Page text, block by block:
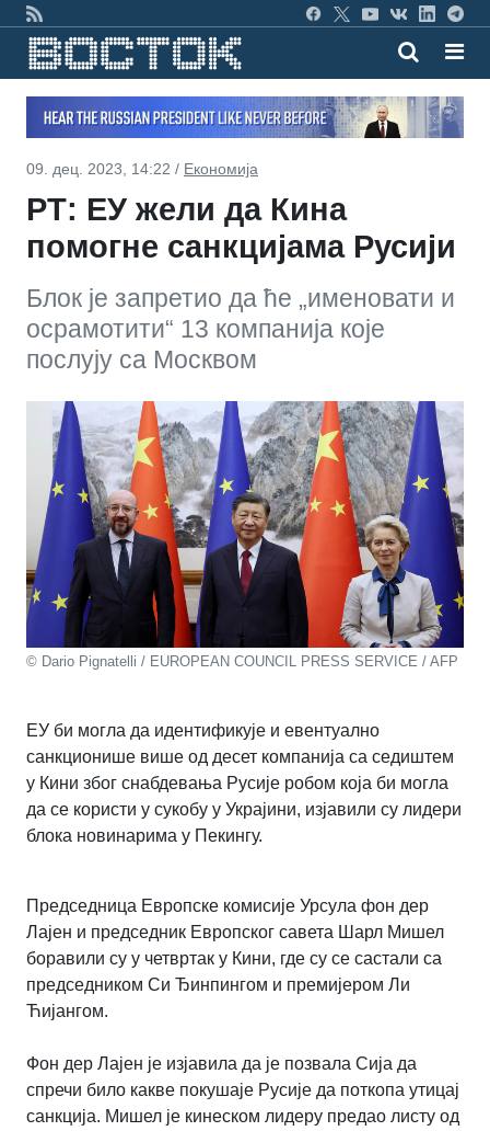
09. дец. 2023, 14:22 / Економија
РТ: ЕУ жели да Кина
помогне санкцијама Русији
Блок је запретио да ће „именовати и
осрамотити“ 13 компанија које
послују са Москвом
© Dario Pignatelli / EUROPEAN COUNCIL PRESS SERVICE / AFP
ЕУ би могла да идентификује и евентуално
санкционише више од десет компанија са седиштем
у Кини због снабдевања Русије робом која би могла
да се користи у сукобу у Украјини, изјавили су лидери
блока новинарима у Пекингу.
Председница Европске комисије Урсула фон дер
Лајен и председник Европског савета Шарл Мишел
боравили су у четвртак у Кини, где су се састали са
председником Си Ђинпингом и премијером Ли
Ћијангом.
Фон дер Лајен је изјавила да је позвала Сија да
спречи било какве покушаје Русије да поткопа утицај
санкција. Мишел је кинеском лидеру предао листу од